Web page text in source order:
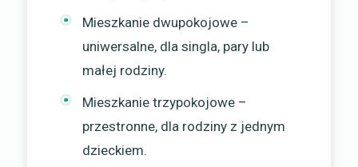
Mieszkanie dwupokojowe –
uniwersalne, dla singla, pary lub
małej rodziny.
Mieszkanie trzypokojowe –
przestronne, dla rodziny z jednym
dzieckiem.